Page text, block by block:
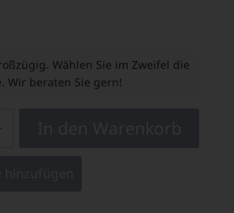
Wählen Sie im Zweifel die
Wir beraten Sie gern!